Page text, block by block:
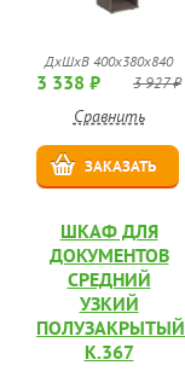
ДхШхВ 400x380x840
3 338 ₽ 3 927 ₽
Сравнить
ЗАКАЗАТЬ
ШКАФ ДЛЯ
ДОКУМЕНТОВ
СРЕДНИЙ
УЗКИЙ
ПОЛУЗАКРЫТЫЙ
К.367